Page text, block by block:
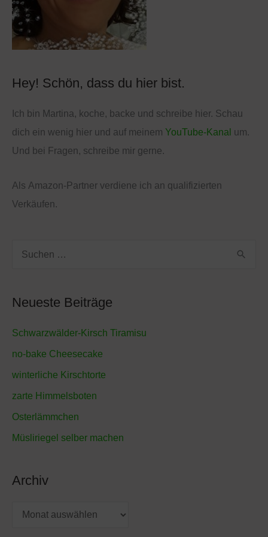
Hey! Schön, dass du hier bist.
Ich bin Martina, koche, backe und schreibe hier. Schau
dich ein wenig hier und auf meinem YouTube-Kanal um.
Und bei Fragen, schreibe mir gerne.
Als Amazon-Partner verdiene ich an qualifizierten
Verkäufen.
e
n
:
Neueste Beiträge
Schwarzwälder-Kirsch Tiramisu
no-bake Cheesecake
winterliche Kirschtorte
zarte Himmelsboten
Osterlämmchen
Müsliriegel selber machen
Archiv
i
e